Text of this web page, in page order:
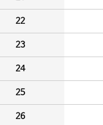
22
23
24
25
26